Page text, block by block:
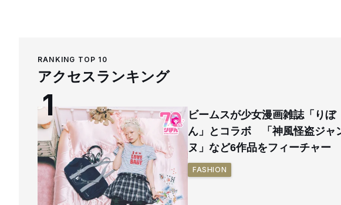
RANKING TOP 10
アクセスランキング
ビームスが少女漫画雑誌「りぼ
ん」とコラボ 「神風怪盗ジャ
ヌ」など6作品をフィーチャー
FASHION